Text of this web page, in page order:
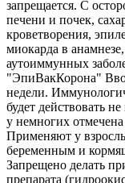
запрещается. С
печени и почек,
кроветворения,
миокарда в
аутоиммунных
"ЭпиВакКорона"
недели.
будет действовать
у немногих
Применяют у
беременным и
Запрещено делать
препарата